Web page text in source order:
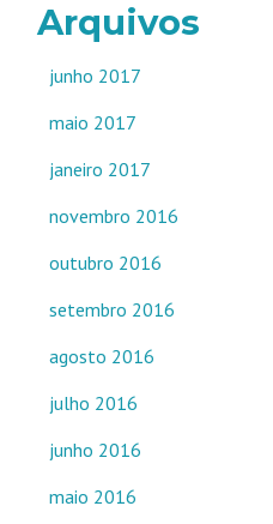
Arquivos
junho 2017
maio 2017
janeiro 2017
novembro 2016
outubro 2016
setembro 2016
agosto 2016
julho 2016
junho 2016
maio 2016